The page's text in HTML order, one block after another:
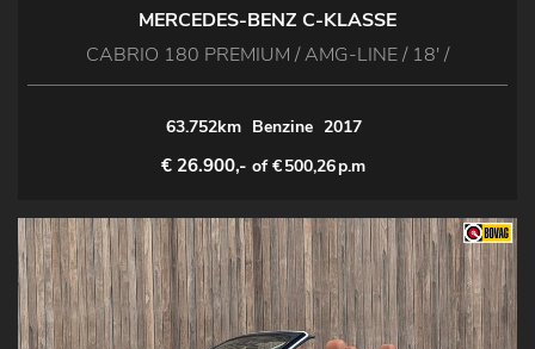
MERCEDES-BENZ C-KLASSE
CABRIO 180 PREMIUM / AMG-LINE / 18' /
63.752km Benzine 2017
€ 26.900,- of €500,26p.m